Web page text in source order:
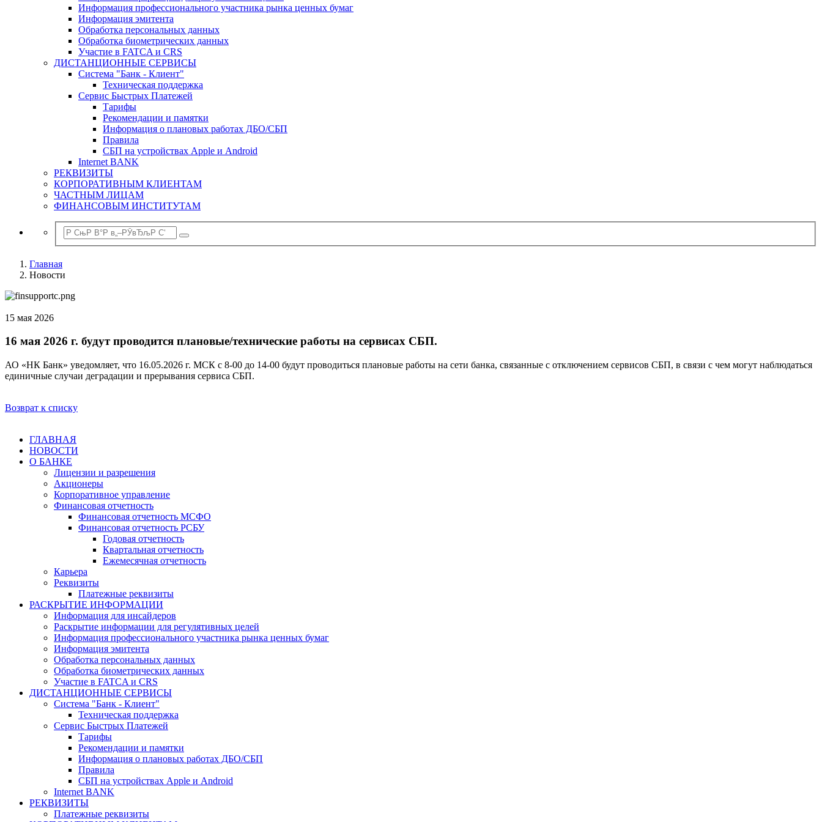
Информация профессионального участника рынка ценных бумаг
Информация эмитента
Обработка персональных данных
Обработка биометрических данных
Участие в FATCA и CRS
ДИСТАНЦИОННЫЕ СЕРВИСЫ
Система "Банк - Клиент"
Техническая поддержка
Сервис Быстрых Платежей
Тарифы
Рекомендации и памятки
Информация о плановых работах ДБО/СБП
Правила
СБП на устройствах Apple и Android
Internet BANK
РЕКВИЗИТЫ
КОРПОРАТИВНЫМ КЛИЕНТАМ
ЧАСТНЫМ ЛИЦАМ
ФИНАНСОВЫМ ИНСТИТУТАМ
Главная
Новости
15 мая 2026
16 мая 2026 г. будут проводится плановые/технические работы на сервисах СБП.
АО «НК Банк» уведомляет, что 16.05.2026 г. МСК с 8-00 до 14-00 будут проводиться плановые работы на сети банка, связанные с отключением сервисов СБП, в связи с чем могут наблюдаться
единичные случаи деградации и прерывания сервиса СБП.
Возврат к списку
ГЛАВНАЯ
НОВОСТИ
О БАНКЕ
Лицензии и разрешения
Акционеры
Корпоративное управление
Финансовая отчетность
Финансовая отчетность МСФО
Финансовая отчетность РСБУ
Годовая отчетность
Квартальная отчетность
Ежемесячная отчетность
Карьера
Реквизиты
Платежные реквизиты
РАСКРЫТИЕ ИНФОРМАЦИИ
Информация для инсайдеров
Раскрытие информации для регулятивных целей
Информация профессионального участника рынка ценных бумаг
Информация эмитента
Обработка персональных данных
Обработка биометрических данных
Участие в FATCA и CRS
ДИСТАНЦИОННЫЕ СЕРВИСЫ
Система "Банк - Клиент"
Техническая поддержка
Сервис Быстрых Платежей
Тарифы
Рекомендации и памятки
Информация о плановых работах ДБО/СБП
Правила
СБП на устройствах Apple и Android
Internet BANK
РЕКВИЗИТЫ
Платежные реквизиты